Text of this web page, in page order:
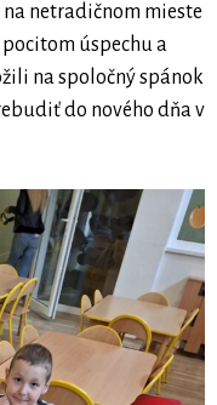
netradičnom mieste
úspechu a
na spoločný spánok
do nového dňa v